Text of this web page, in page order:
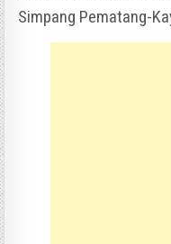
Simpang Pematang-